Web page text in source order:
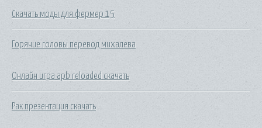
Скачать моды для фермер 15
Горячие головы перевод михалева
Онлайн игра apb reloaded скачать
Рак презентация скачать